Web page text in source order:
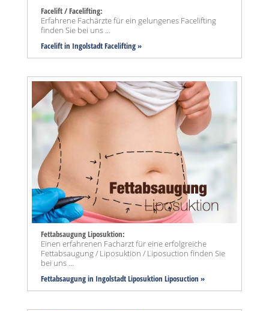
Facelift / Facelifting:
Erfahrene Fachärzte für ein gelungenes Facelifting
finden Sie bei uns ...
Facelift in Ingolstadt Facelifting »
Fettabsaugung Liposuktion:
Einen erfahrenen Facharzt für eine erfolgreiche
Fettabsaugung / Liposuktion / Liposuction finden Sie
bei uns ...
Fettabsaugung in Ingolstadt Liposuktion Liposuction »